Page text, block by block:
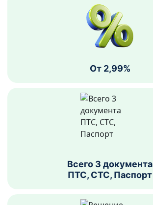
От 2,99%
Всего 3 документа
ПТС, СТС, Паспорт